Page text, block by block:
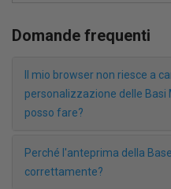
Domande frequenti
Il mio browser non riesce a
personalizzazione delle Basi
posso fare?
Perché l'anteprima della
correttamente?